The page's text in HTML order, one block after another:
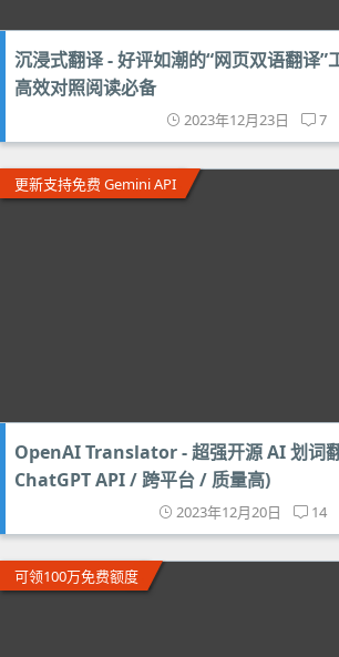
沉浸式翻译 - 好评如潮的“网页双语翻译”
高效对照阅读必备
2023年12月23日 7
更新支持免费 Gemini API
OpenAI Translator - 超强开源 AI 划词
ChatGPT API / 跨平台 / 质量高)
2023年12月20日 14
可领100万免费额度